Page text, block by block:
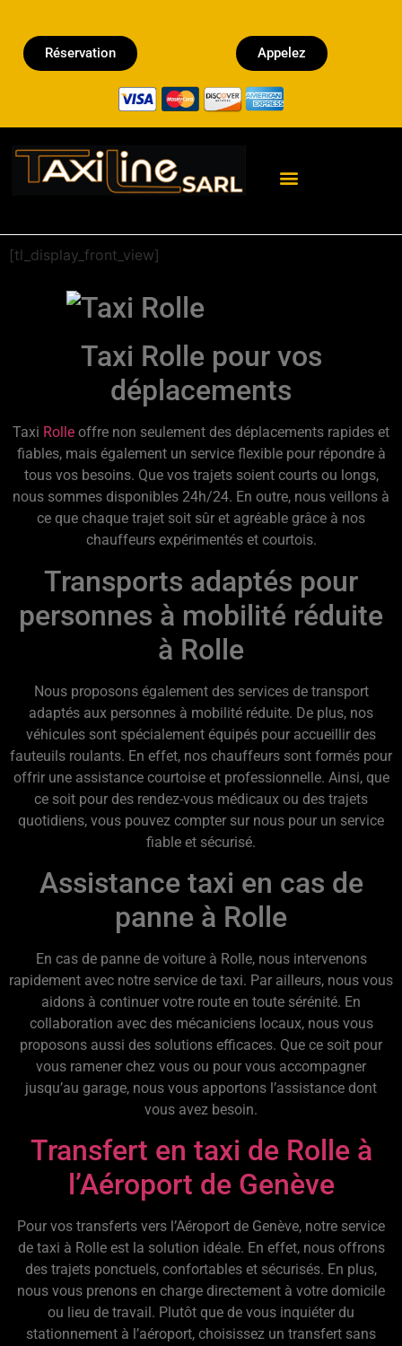
Réservation Appelez
[tl_display_front_view]
Taxi Rolle pour vos
déplacements
Taxi Rolle offre non seulement des déplacements rapides et
fiables, mais également un service flexible pour répondre à
tous vos besoins. Que vos trajets soient courts ou longs,
nous sommes disponibles 24h/24. En outre, nous veillons à
ce que chaque trajet soit sûr et agréable grâce à nos
chauffeurs expérimentés et courtois.
Transports adaptés pour
personnes à mobilité réduite
à Rolle
Nous proposons également des services de transport
adaptés aux personnes à mobilité réduite. De plus, nos
véhicules sont spécialement équipés pour accueillir des
fauteuils roulants. En effet, nos chauffeurs sont formés pour
offrir une assistance courtoise et professionnelle. Ainsi, que
ce soit pour des rendez-vous médicaux ou des trajets
quotidiens, vous pouvez compter sur nous pour un service
fiable et sécurisé.
Assistance taxi en cas de
panne à Rolle
En cas de panne de voiture à Rolle, nous intervenons
rapidement avec notre service de taxi. Par ailleurs, nous vous
aidons à continuer votre route en toute sérénité. En
collaboration avec des mécaniciens locaux, nous vous
proposons aussi des solutions efficaces. Que ce soit pour
vous ramener chez vous ou pour vous accompagner
jusqu’au garage, nous vous apportons l’assistance dont
vous avez besoin.
Transfert en taxi de Rolle à
l’Aéroport de Genève
Pour vos transferts vers l’Aéroport de Genève, notre service
de taxi à Rolle est la solution idéale. En effet, nous offrons
des trajets ponctuels, confortables et sécurisés. En plus,
nous vous prenons en charge directement à votre domicile
ou lieu de travail. Plutôt que de vous inquiéter du
stationnement à l’aéroport, choisissez un transfert sans